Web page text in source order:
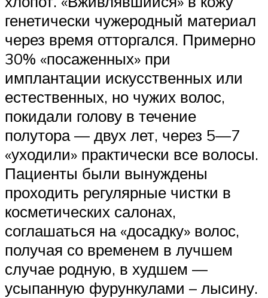
генетически чужеродный материал
через время отторгался. Примерно
30% «посаженных» при
имплантации искусственных или
естественных, но чужих волос,
покидали голову в течение
полутора — двух лет, через 5—7
«уходили» практически все волосы.
Пациенты были вынуждены
проходить регулярные чистки в
косметических салонах,
соглашаться на «досадку» волос,
получая со временем в лучшем
случае родную, в худшем —
усыпанную фурункулами – лысину.